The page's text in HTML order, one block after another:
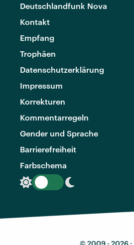
Deutschlandfunk Nova
Kontakt
Empfang
Trophäen
Datenschutzerklärung
Impressum
Korrekturen
Kommentarregeln
Gender und Sprache
Barrierefreiheit
Farbschema
© 2009 - 2026 ·